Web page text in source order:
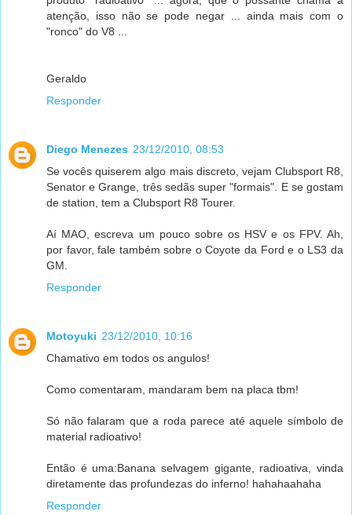
atenção, isso não se pode negar ... ainda mais com o
"ronco" do V8 ...
Geraldo
Responder
Diego Menezes 23/12/2010, 08:53
Se vocês quiserem algo mais discreto, vejam Clubsport R8,
Senator e Grange, três sedãs super "formais". E se gostam
de station, tem a Clubsport R8 Tourer.
Aí MAO, escreva um pouco sobre os HSV e os FPV. Ah,
por favor, fale também sobre o Coyote da Ford e o LS3 da
GM.
Responder
Motoyuki 23/12/2010, 10:16
Chamativo em todos os angulos!
Como comentaram, mandaram bem na placa tbm!
Só não falaram que a roda parece até aquele símbolo de
material radioativo!
Então é uma:Banana selvagem gigante, radioativa, vinda
diretamente das profundezas do inferno! hahahaahaha
Responder